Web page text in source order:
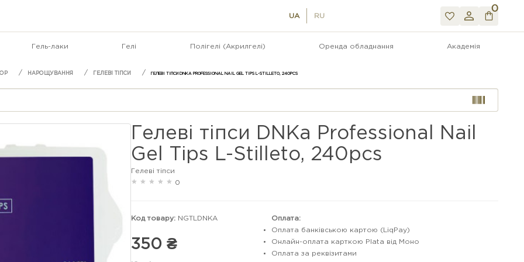
UA RU
0
Гель-лаки Гелі Полігелі (Акрилгелі) Оренда обладнання Академія
НАРОЩУВАННЯ ГЕЛЕВІ ТІПСИ ГЕЛЕВІ ТІПСИ DNKA PROFESSIONAL NAIL GEL TIPS L-STILLETO, 240PCS
Гелеві тіпси DNKa Professional Nail
Gel Tips L-Stilleto, 240pcs
Гелеві тіпси
0
Код товару: NGTLDNKA
350 ₴
Оплата:
Оплата банківською картою (LiqPay)
Онлайн-оплата карткою Plata від Моно
Оплата за реквізитами